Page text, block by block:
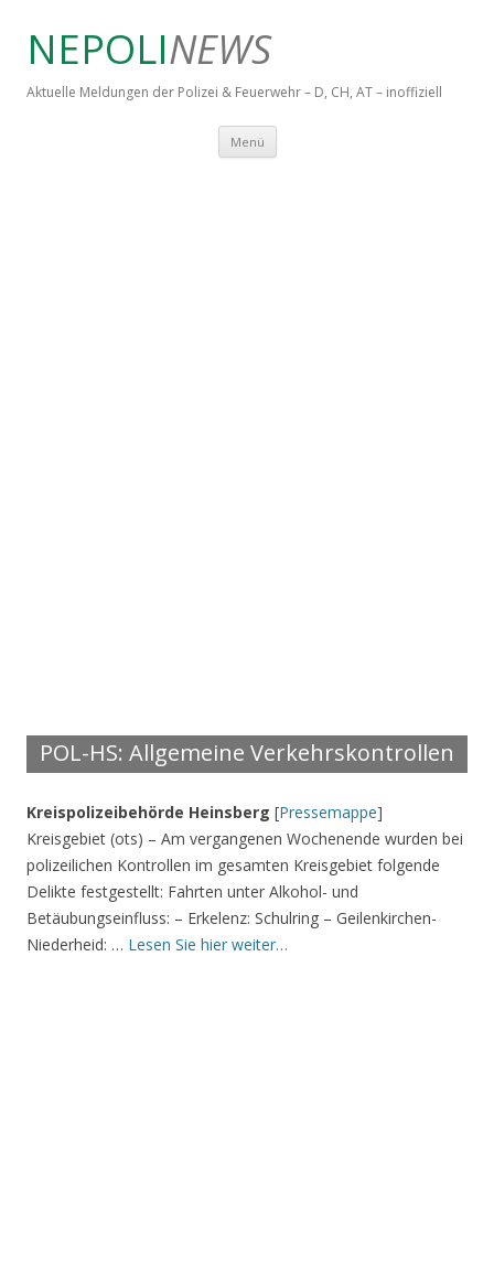
NEPOLINEWS
Aktuelle Meldungen der Polizei & Feuerwehr – D, CH, AT – inoffiziell
Menü Springe zum Inhalt
POL-HS: Allgemeine Verkehrskontrollen
Kreispolizeibehörde Heinsberg [Pressemappe]
Kreisgebiet (ots) – Am vergangenen Wochenende wurden bei
polizeilichen Kontrollen im gesamten Kreisgebiet folgende
Delikte festgestellt: Fahrten unter Alkohol- und
Betäubungseinfluss: – Erkelenz: Schulring – Geilenkirchen-
Niederheid: … Lesen Sie hier weiter…